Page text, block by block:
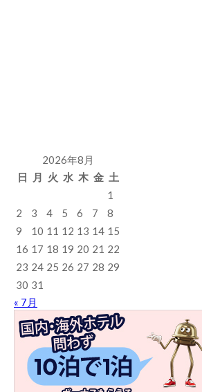
2026年8月
日
月 火 水 木 金 土
1
2
3 4 5 6 7
8
9
10 11 12 13 14 15
16 17 18 19 20 21 22
23 24 25 26 27 28 29
30 31
« 7月